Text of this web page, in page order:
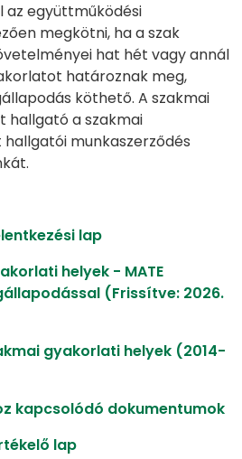
az együttműködési
megkötni, ha a szak
hat hét vagy annál
határoznak meg,
köthető. A szakmai
a szakmai
munkaszerződés
lap
helyek - MATE
(Frissítve: 2026.
gyakorlati helyek (2014-
kapcsolódó dokumentumok
lap